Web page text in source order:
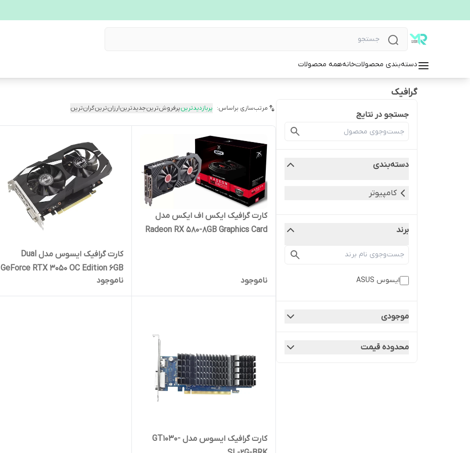
دسته‌بندی محصولاتخانههمه محصولات
گرافیک
جستجو در نتایج
دسته‌بندی
کامپیوتر
برند
ایسوس ASUS
موجودی
محدوده قیمت
مرتب‌سازی براساس: پربازدیدترینپرفروش‌ترینجدیدترینارزان‌ترینگران‌ترین
کارت گرافیک ایکس اف ایکس مدل
Radeon RX 580-8GB Graphics Card
ناموجود
کارت گرافیک ایسوس مدل Dual
GeForce RTX 3050 OC Edition 6GB
GDDR6 استوک
ناموجود
کارت گرافیک ایسوس مدل GT1030-